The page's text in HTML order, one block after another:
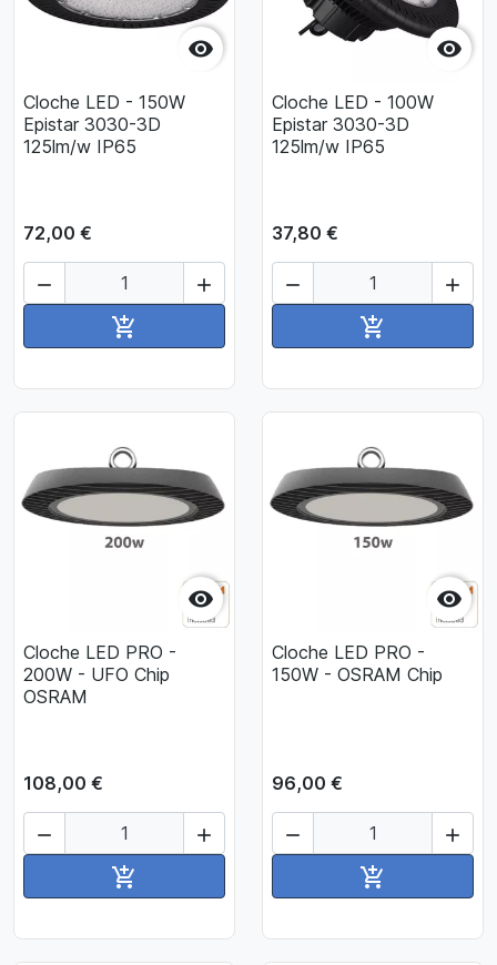

Cloche LED - 150W
Epistar 3030-3D
125lm/w IP65
72,00 €
 


Cloche LED - 100W
Epistar 3030-3D
125lm/w IP65
37,80 €
 


Cloche LED PRO -
200W - UFO Chip
OSRAM
108,00 €
 


Cloche LED PRO -
150W - OSRAM Chip
96,00 €
 
